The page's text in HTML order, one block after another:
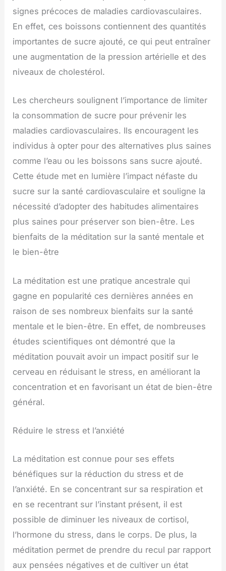
signes précoces de maladies cardiovasculaires.
En effet, ces boissons contiennent des quantités
importantes de sucre ajouté, ce qui peut entraîner
une augmentation de la pression artérielle et des
niveaux de cholestérol.
Les chercheurs soulignent l’importance de limiter
la consommation de sucre pour prévenir les
maladies cardiovasculaires. Ils encouragent les
individus à opter pour des alternatives plus saines
comme l’eau ou les boissons sans sucre ajouté.
Cette étude met en lumière l’impact néfaste du
sucre sur la santé cardiovasculaire et souligne la
nécessité d’adopter des habitudes alimentaires
plus saines pour préserver son bien-être. Les
bienfaits de la méditation sur la santé mentale et
le bien-être
La méditation est une pratique ancestrale qui
gagne en popularité ces dernières années en
raison de ses nombreux bienfaits sur la santé
mentale et le bien-être. En effet, de nombreuses
études scientifiques ont démontré que la
méditation pouvait avoir un impact positif sur le
cerveau en réduisant le stress, en améliorant la
concentration et en favorisant un état de bien-être
général.
Réduire le stress et l’anxiété
La méditation est connue pour ses effets
bénéfiques sur la réduction du stress et de
l’anxiété. En se concentrant sur sa respiration et
en se recentrant sur l’instant présent, il est
possible de diminuer les niveaux de cortisol,
l’hormone du stress, dans le corps. De plus, la
méditation permet de prendre du recul par rapport
aux pensées négatives et de cultiver un état